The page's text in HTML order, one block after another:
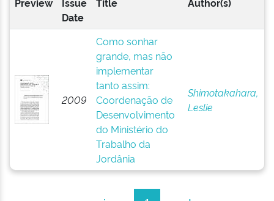
Date
2009
Como sonhar
grande, mas não
implementar
tanto assim:
Coordenação de
Desenvolvimento
do Ministério do
Trabalho da
Jordânia
Shimotakahara,
Leslie